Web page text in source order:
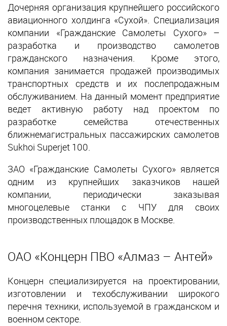
Дочерняя организация крупнейшего российского
авиационного холдинга «Сухой». Специализация
компании «Гражданские Самолеты Сухого» –
разработка и производство самолетов
гражданского назначения. Кроме этого,
компания занимается продажей производимых
транспортных средств и их послепродажным
обслуживанием. На данный момент предприятие
ведет активную работу над проектом по
разработке семейства отечественных
ближнемагистральных пассажирских самолетов
Sukhoi Superjet 100.
ЗАО «Гражданские Самолеты Сухого» является
одним из крупнейших заказчиков нашей
компании, периодически заказывая
многоцелевые станки с ЧПУ для своих
производственных площадок в Москве.
ОАО «Концерн ПВО «Алмаз – Антей»
Концерн специализируется на проектировании,
изготовлении и техобслуживании широкого
перечня техники, используемой в гражданском и
военном секторе.